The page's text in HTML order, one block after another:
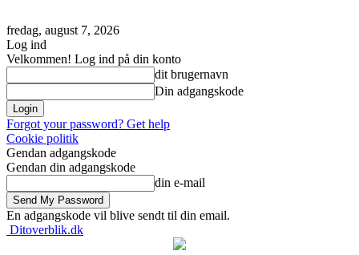
fredag, august 7, 2026
Log ind
Velkommen! Log ind på din konto
dit brugernavn
Din adgangskode
Forgot your password? Get help
Cookie politik
Gendan adgangskode
Gendan din adgangskode
din e-mail
En adgangskode vil blive sendt til din email.
Ditoverblik.dk